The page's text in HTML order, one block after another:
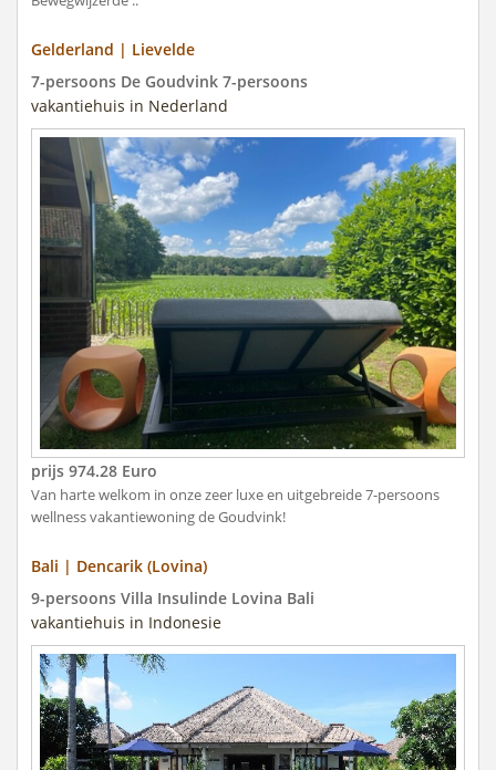
Gelderland | Lievelde
7-persoons De Goudvink 7-persoons
vakantiehuis in Nederland
prijs 974.28 Euro
Van harte welkom in onze zeer luxe en uitgebreide 7-persoons
wellness vakantiewoning de Goudvink!
Bali | Dencarik (Lovina)
9-persoons Villa Insulinde Lovina Bali
vakantiehuis in Indonesie